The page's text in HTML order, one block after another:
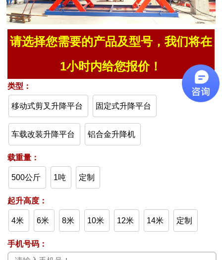
请选择您需要的产品及型号，我们将在
1小时内给您报价！
类型：
移动式剪叉升降平台 固定式升降平台
车载改装升降平台 铝合金升降机
载重量：
500公斤 1吨 定制
起升高度：
4米 6米 8米 10米 12米 14米 定制
手机号码：
湖北武汉 熊经理 177/09 移动式升降平台500公斤10米 已发送报
价单。
广东梅州 刘经理 133/20 移动式升降平台500公斤4米 报价已发
江苏盐城 柴经理 189/70 铝合金升降机双柱10米 已发送报价。
新疆乌鲁木齐 庞经理 133/59 车载式升降平台10米 已出方案和报
价。
湖北恩施 何女士 156/18 移动式升降平台500公斤12米 技术问题
已解决。
送。
河南洛阳 张女士 132/51 移动式升降平台500公斤8米 报价单已
发送。
福建漳州 陈经理 137/01 移动式升降平台1吨10米 咨询已解决。
河北魏县 牛总 138/20 移动式升降平台500公斤14米 报价单已发
送。
浙江宁波 丁经理 135/38 固定式升降平台 已出方案和报价单。